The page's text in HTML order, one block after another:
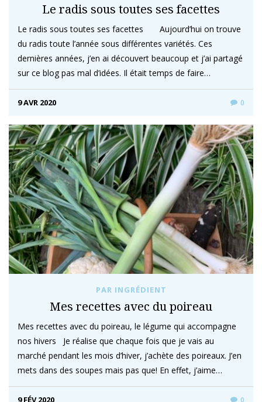
Le radis sous toutes ses facettes
Le radis sous toutes ses facettes Aujourd’hui on trouve
du radis toute l’année sous différentes variétés. Ces
dernières années, j’en ai découvert beaucoup et j’ai partagé
sur ce blog pas mal d’idées. Il était temps de faire…
9 AVR 2020 0
PAR INGRÉDIENT
Mes recettes avec du poireau
Mes recettes avec du poireau, le légume qui accompagne
nos hivers Je réalise que chaque fois que je vais au
marché pendant les mois d’hiver, j’achète des poireaux. J’en
mets dans des soupes mais pas que! En effet, j’aime…
9 FÉV 2020 0